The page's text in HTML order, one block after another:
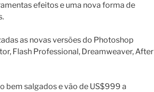
efeitos e uma nova forma de
as novas versões do Photoshop
Flash Professional, Dreamweaver, After
bem salgados e vão de US$999 a